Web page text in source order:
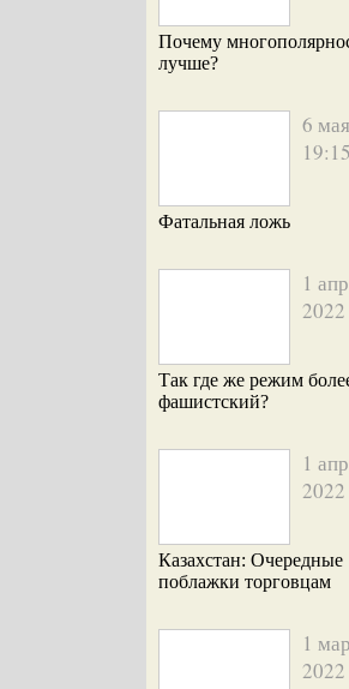
Почему
лучше?
6
19:15
Фатальная ложь
1
Так где же режим
фашистский?
1
Казахстан: Очередные
поблажки торговцам
1